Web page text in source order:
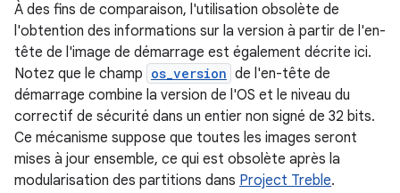
À des fins de comparaison, l'utilisation obsolète de
l'obtention des informations sur la version à partir de l'en-
tête de l'image de démarrage est également décrite ici.
Notez que le champ os_version de l'en-tête de
démarrage combine la version de l'OS et le niveau du
correctif de sécurité dans un entier non signé de 32 bits.
Ce mécanisme suppose que toutes les images seront
mises à jour ensemble, ce qui est obsolète après la
modularisation des partitions dans Project Treble.